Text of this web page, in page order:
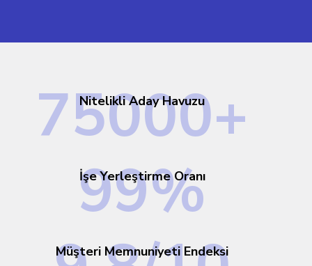
samimi ilgileri gerçekten takdire
olduğumu hissettim. Zenith HR
ekibinin başarılarının devamını
MESUT AKSOY
SYSTEM&NETWORK MANAGER
75000+
Nitelikli Aday Havuzu
99%
İşe Yerleştirme Oranı
Müşteri Memnuniyeti Endeksi